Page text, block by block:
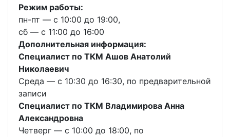
Режим работы:
пн-пт — с 10:00 до 19:00,
сб — с 11:00 до 16:00
Дополнительная информация:
Специалист по ТКМ Ашов Анатолий
Николаевич
Среда — с 10:30 до 16:30, по предварительной
записи
Специалист по ТКМ Владимирова Анна
Александровна
Четверг — с 10:00 до 18:00, по